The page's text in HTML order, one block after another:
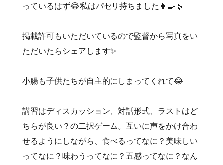
っているはず😂私はパセリ持ちました👩‍🍳🌿
掲載許可もいただいているので監督から写真をい
ただいたらシェアします✨
小腸も子供たちが自主的にしまってくれて😂
講習はディスカッション、対話形式、ラストはど
ちらが良い？の二択ゲーム。互いに声をかけ合わ
せるようにしながら、食べるってなに？美味しい
ってなに？味わうってなに？五感ってなに？なん